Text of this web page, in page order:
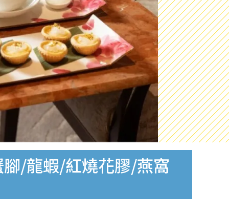
/龍蝦/紅燒花膠/燕窩